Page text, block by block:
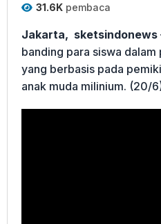
31.6K pembaca
Jakarta, sketsindonews
banding para siswa
yang berbasis pada
anak muda milinium. (20/